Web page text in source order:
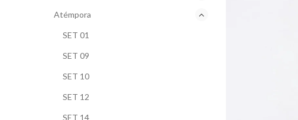
Atémpora
SET 01
SET 09
SET 10
SET 12
SET 14